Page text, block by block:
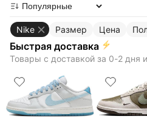
Размер Цена
Nike
Быстрая доставка
Товары с доставкой за 0-2 дня